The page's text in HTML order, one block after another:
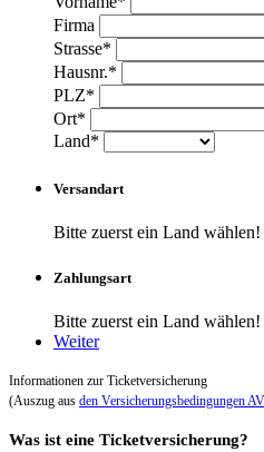
Firma
Strasse*
Hausnr.*
PLZ*
Ort*
Land*
Versandart
Bitte zuerst ein Land wählen!
Zahlungsart
Bitte zuerst ein Land wählen!
Weiter
Informationen zur Ticketversicherung
(Auszug aus den Versicherungsbedingungen
Was ist eine Ticketversicherung?